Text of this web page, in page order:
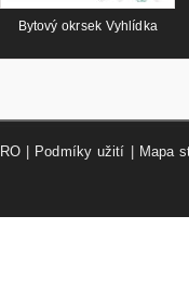
Bytový okrsek Vyhlídka
| Podmíky užití Mapa